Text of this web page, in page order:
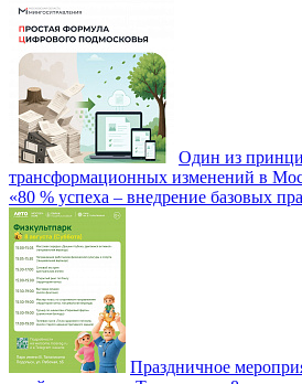
Один из
трансформационных изменений в
«80 % успеха – внедрение базовых
Праздничное